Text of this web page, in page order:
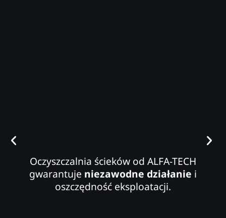
Oczyszczalnia ścieków od ALFA-TECH
gwarantuje niezawodne działanie i
oszczędność eksploatacji.